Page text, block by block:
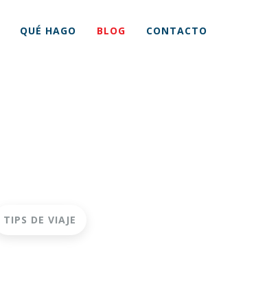
QUÉ HAGO BLOG CONTACTO
TIPS DE VIAJE